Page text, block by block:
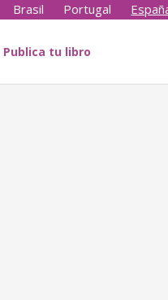
Brasil Portugal
Publica tu libro